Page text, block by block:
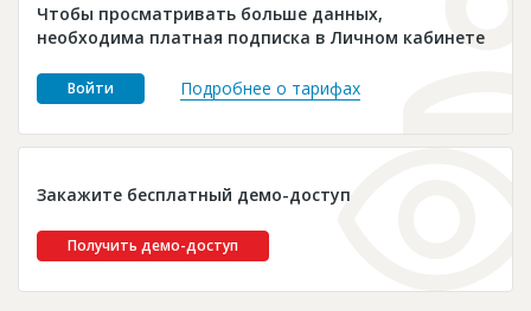
Платные услуги
Пресс-релизы
Чтобы просматривать больше данных,
необходима платная подписка в Личном кабинете
Войти Подробнее о тарифах
Закажите бесплатный демо-доступ
Получить демо-доступ